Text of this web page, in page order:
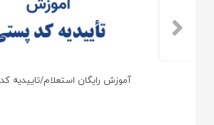
آموزش رایگان استعلام/تاییدیه